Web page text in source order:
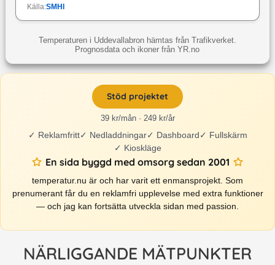
Källa:SMHI
Temperaturen i Uddevallabron hämtas från Trafikverket.
Prognosdata och ikoner från YR.no
Stöd projektet
39 kr/mån · 249 kr/år
✓ Reklamfritt✓ Nedladdningar✓ Dashboard✓ Fullskärm
✓ Kioskläge
En sida byggd med omsorg sedan 2001
temperatur.nu är och har varit ett enmansprojekt. Som
prenumerant får du en reklamfri upplevelse med extra funktioner
— och jag kan fortsätta utveckla sidan med passion.
NÄRLIGGANDE MÄTPUNKTER